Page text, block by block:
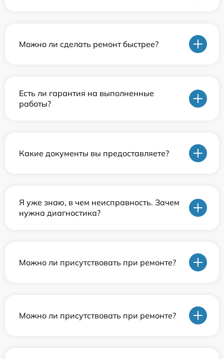
Можно ли сделать ремонт быстрее?
Есть ли гарантия на выполненные
работы?
Какие документы вы предоставляете?
Я уже знаю, в чем неисправность. Зачем
нужна диагностика?
Можно ли присутствовать при ремонте?
Можно ли присутствовать при ремонте?